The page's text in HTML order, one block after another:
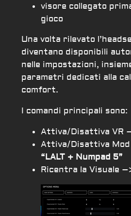
visore collegato
gioco
Una volta rilevato
diventano disponibili
nelle impostazioni,
parametri dedicati alla
comfort.
I comandi principali sono:
Attiva/Disattiva VR
Attiva/Disattiva Mod
“LALT + Numpad 5”
Ricentra la Visuale